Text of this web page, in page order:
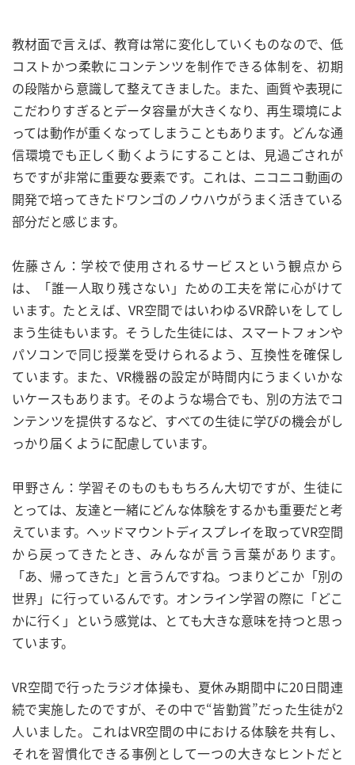
教材面で言えば、教育は常に変化していくものなので、低
コストかつ柔軟にコンテンツを制作できる体制を、初期
の段階から意識して整えてきました。また、画質や表現に
こだわりすぎるとデータ容量が大きくなり、再生環境によ
っては動作が重くなってしまうこともあります。どんな通
信環境でも正しく動くようにすることは、見過ごされが
ちですが非常に重要な要素です。これは、ニコニコ動画の
開発で培ってきたドワンゴのノウハウがうまく活きている
部分だと感じます。
佐藤さん：学校で使用されるサービスという観点から
は、「誰一人取り残さない」ための工夫を常に心がけて
います。たとえば、VR空間ではいわゆるVR酔いをしてし
まう生徒もいます。そうした生徒には、スマートフォンや
パソコンで同じ授業を受けられるよう、互換性を確保し
ています。また、VR機器の設定が時間内にうまくいかな
いケースもあります。そのような場合でも、別の方法でコ
ンテンツを提供するなど、すべての生徒に学びの機会がし
っかり届くように配慮しています。
甲野さん：学習そのものももちろん大切ですが、生徒に
とっては、友達と一緒にどんな体験をするかも重要だと考
えています。ヘッドマウントディスプレイを取ってVR空間
から戻ってきたとき、みんなが言う言葉があります。
「あ、帰ってきた」と言うんですね。つまりどこか「別の
世界」に行っているんです。オンライン学習の際に「どこ
かに行く」という感覚は、とても大きな意味を持つと思っ
ています。
VR空間で行ったラジオ体操も、夏休み期間中に20日間連
続で実施したのですが、その中で“皆勤賞”だった生徒が2
人いました。これはVR空間の中における体験を共有し、
それを習慣化できる事例として一つの大きなヒントだと